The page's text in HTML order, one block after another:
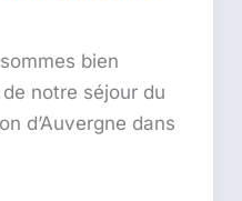
bien
notre séjour du
d’Auvergne dans